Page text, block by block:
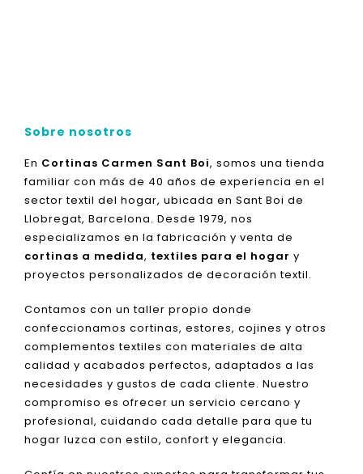
Sobre nosotros
En Cortinas Carmen Sant Boi, somos una tienda
familiar con más de 40 años de experiencia en el
sector textil del hogar, ubicada en Sant Boi de
Llobregat, Barcelona. Desde 1979, nos
especializamos en la fabricación y venta de
cortinas a medida, textiles para el hogar y
proyectos personalizados de decoración textil.
Contamos con un taller propio donde
confeccionamos cortinas, estores, cojines y otros
complementos textiles con materiales de alta
calidad y acabados perfectos, adaptados a las
necesidades y gustos de cada cliente. Nuestro
compromiso es ofrecer un servicio cercano y
profesional, cuidando cada detalle para que tu
hogar luzca con estilo, confort y elegancia.